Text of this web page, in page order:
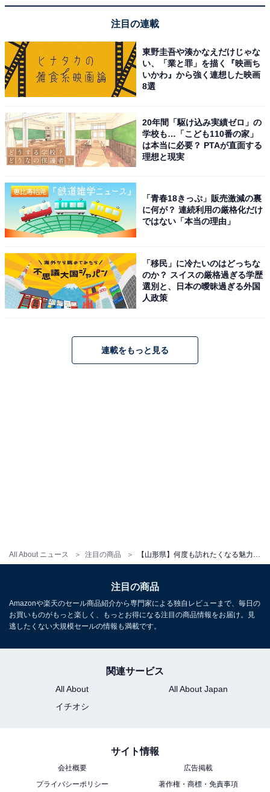
All About ニュース 注目の商品
「かみのやま温泉 日本の宿 古窯」は蔵王連峰を望
む絶景露天風呂と山形の美食が魅力
「かみのやま温泉 日本の宿 古窯」は、蔵王連峰を一望す
交通手段：JRかみのやま温泉駅より定期バスで約10分／
山形上山ICより車で約15分
大人1名（参考価格）：2万6400円
※料金は公式Webサイト参考価格
注目の連載
東野圭吾や湊かなえだけじゃな
い、「業と罪」を描く『映画ち
いかわ』から強く連想した映画
8選
20年間「駆け込み実績ゼロ」の
学校も…「こども110番の家」
は本当に必要？ PTAが直面する
理想と現実
「青春18きっぷ」販売激減の裏
に何が？ 連続利用の厳格化だけ
ではない「本当の理由」
「移民」に冷たいのはどっちな
のか？ スイスの厳格過ぎる学歴
選別と、日本の曖昧過ぎる外国
人政策
連載をもっと見る
注目の商品
Amazonや楽天のセール商品紹介から専門家による独自レビューまで、毎日の
お買いものがもっと楽しく、もっとお得になる注目の商品情報をお届け。見
逃したくない大規模セールの情報も満載です。
関連サービス
All About
All About Japan
イチオシ
サイト情報
会社概要
広告掲載
プライバシーポリシー
著作権・商標・免責事項